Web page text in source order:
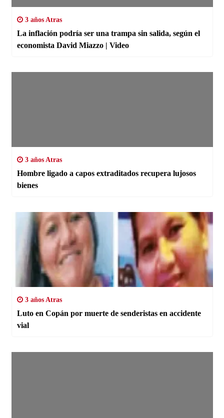
3 años Atras
La inflación podría ser una trampa sin salida, según el
economista David Miazzo | Video
3 años Atras
Hombre ligado a capos extraditados recupera lujosos
bienes
3 años Atras
Luto en Copán por muerte de senderistas en accidente
vial